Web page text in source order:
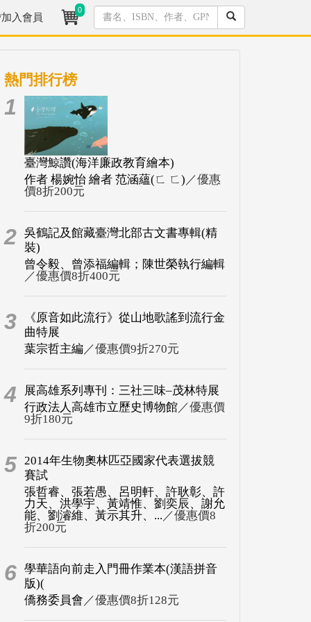
入會員
0
熱門排行榜
1
臺灣鯨讚(海洋廉政教育繪本)
作者 楊婉怡 繪者 范涵蘊(ㄈ ㄈ) ／優惠
價8折200元
2 吳鶴記及館藏臺灣北部古文書專輯(精
裝)
曾令毅、曾添福編輯；陳世榮執行編輯
／優惠價8折400元
3
《原音如此流行》從山地歌謠到流行金
曲特展
葉宗哲主編 ／優惠價9折270元
4
展高雄系列專刊：三社三味–茂林特展
行政法人高雄市立歷史博物館／優惠價
9折180元
5 2014年生物奧林匹亞國家代表選拔競
賽試
張哲睿、張若愚、呂明軒、許耿彰、許
力天、洪學宇、黃靖惟、劉奕辰、謝允
能、劉濬維、黃示其升、... ／優惠價8
折200元
6 學華語向前走入門冊作業本(漢語拼音
版)(
僑務委員會 ／優惠價8折128元